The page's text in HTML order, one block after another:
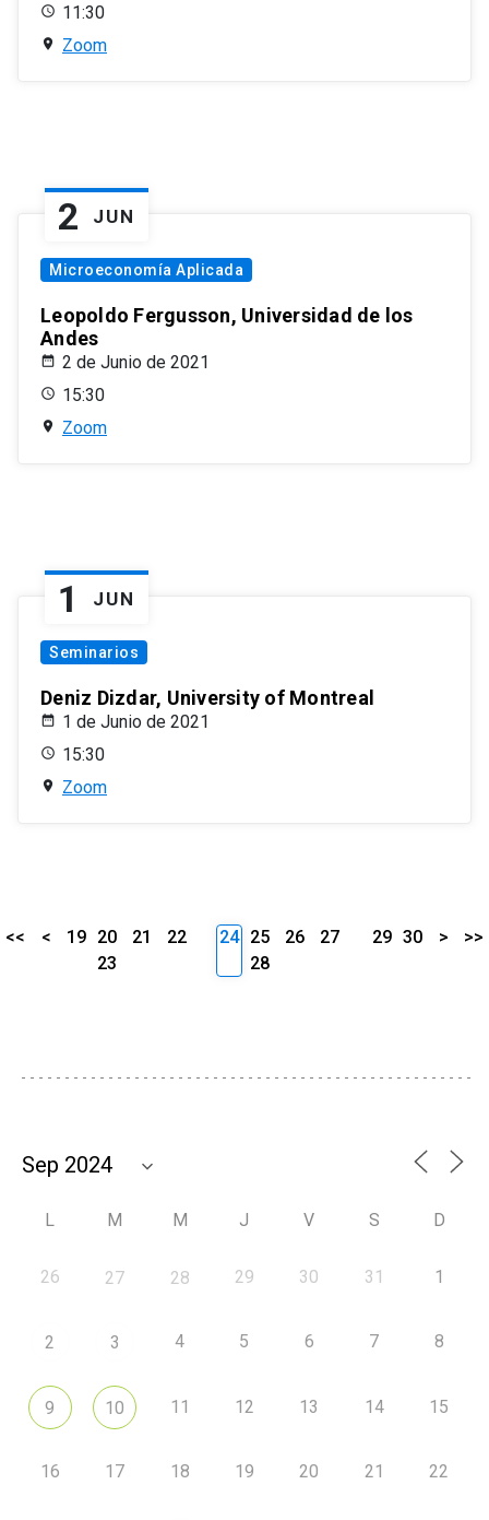
11:30
Zoom
2 JUN
Microeconomía Aplicada
Leopoldo Fergusson, Universidad de los
Andes
2 de Junio de 2021
15:30
Zoom
1 JUN
Seminarios
Deniz Dizdar, University of Montreal
1 de Junio de 2021
15:30
Zoom
<< < 19 20 21
22
23
24 25 26
27
28
29 30 > >>
L M M J V S D
26 27 28 29 30 31 1
2 3 4 5 6 7 8
9 10 11 12 13 14 15
16 17 18 19 20 21 22